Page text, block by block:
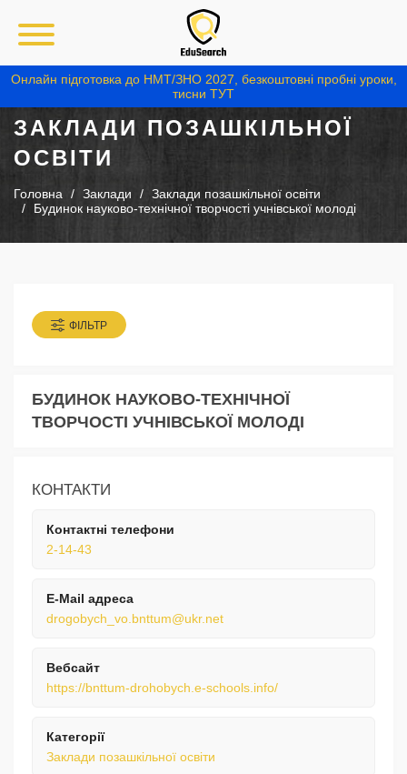
Онлайн підготовка до НМТ/ЗНО 2027, безкоштовні пробні уроки,
тисни ТУТ
ЗАКЛАДИ ПОЗАШКІЛЬНОЇ
ОСВІТИ
Головна Заклади
Заклади позашкільної освіти
Будинок науково-технічної творчості учнівської молоді
ФІЛЬТР
БУДИНОК НАУКОВО-ТЕХНІЧНОЇ
ТВОРЧОСТІ УЧНІВСЬКОЇ МОЛОДІ
КОНТАКТИ
Контактні телефони
2-14-43
E-Mail адреса
drogobych_vo.bnttum@ukr.net
Вебсайт
https://bnttum-drohobych.e-schools.info/
Категорії
Заклади позашкільної освіти